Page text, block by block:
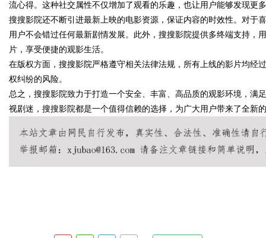
!
流心得。这种社交属性不仅增加了观看的乐趣，也让用户能够发现更
搜搜影院还不断引进最新上映的电影资源，保证内容的时效性。对于
用户不会错过任何最新剧情发展。此外，搜搜影院提供多终端支持，
片，享受便捷的观影生活。
在版权方面，搜搜影院严格遵守相关法律法规，所有上线的影片均经
权纠纷的风险。
总之，搜搜影院致力于打造一个安全、丰富、高品质的观影环境，满
视剧迷，搜搜影院都是一个值得信赖的选择，为广大用户带来了全新